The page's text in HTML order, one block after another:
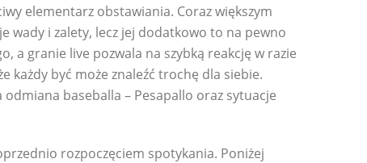
elementarz obstawiania. Coraz większym
wady i zalety, lecz jej dodatkowo to na pewno
a granie live pozwala na szybką reakcję w razie
każdy być może znaleźć trochę dla siebie.
baseballa – Pesapallo oraz sytuacje
rozpoczęciem spotykania. Poniżej